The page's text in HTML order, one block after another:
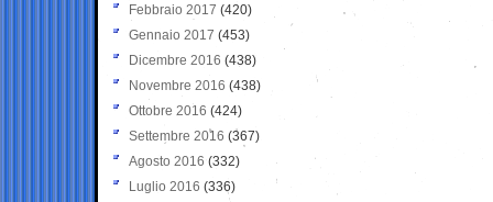
Febbraio 2017 (420)
Gennaio 2017 (453)
Dicembre 2016 (438)
Novembre 2016 (438)
Ottobre 2016 (424)
Settembre 2016 (367)
Agosto 2016 (332)
Luglio 2016 (336)